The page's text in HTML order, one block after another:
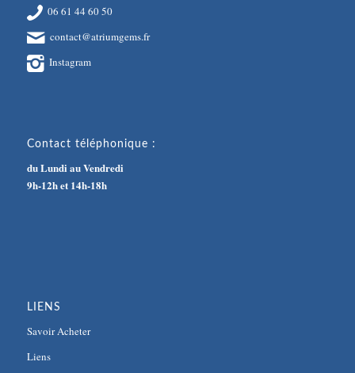
06 61 44 60 50
contact@atriumgems.fr
Instagram
Contact téléphonique :
du Lundi au Vendredi
9h-12h et 14h-18h
LIENS
Savoir Acheter
Liens